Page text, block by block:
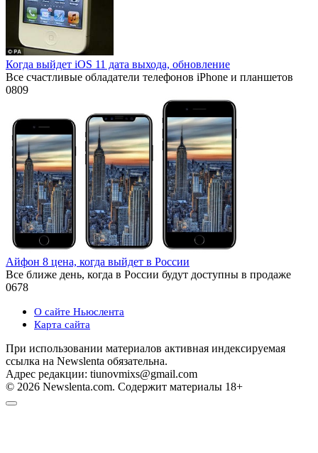
Когда выйдет iOS 11 дата выхода, обновление
Все счастливые обладатели телефонов iPhone и планшетов
0809
Айфон 8 цена, когда выйдет в России
Все ближе день, когда в России будут доступны в продаже
0678
О сайте Ньюслента
Карта сайта
При использовании материалов активная индексируемая
ссылка на Newslenta обязательна.
Адрес редакции: tiunovmixs@gmail.com
© 2026 Newslenta.com. Содержит материалы 18+